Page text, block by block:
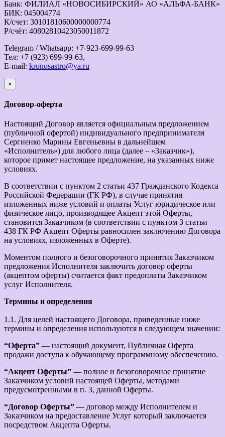
Банк: ФИЛИАЛ «НОВОСИБИРСКИЙ» АО «АЛЬФА-БАНК»
БИК: 045004774
К/счет: 30101810600000000774
Р/счёт: 40802810423050011872
Telegram / Whatsapp: +7-923-699-99-63
Тел: +7 (923) 699-99-63,
E-mail: kronosastro@ya.ru
×
закрыть
Договор-оферта
Настоящий Договор является официальным предложением
(публичной офертой) индивидуального предпринимателя
Сергиенко Марины Евгеньевны в дальнейшем
«Исполнитель») для любого лица (далее – «Заказчик»),
которое примет настоящее предложение, на указанных ниже
условиях.
В соответствии с пунктом 2 статьи 437 Гражданского Кодекса
Российской Федерации (ГК РФ), в случае принятия
изложенных ниже условий и оплаты Услуг юридическое или
физическое лицо, производящее Акцепт этой Оферты,
становится Заказчиком (в соответствии с пунктом 3 статьи
438 ГК РФ Акцепт Оферты равносилен заключению Договора
на условиях, изложенных в Оферте).
Моментом полного и безоговорочного принятия Заказчиком
предложения Исполнителя заключить договор оферты
(акцептом оферты) считается факт предоплаты Заказчиком
услуг Исполнителя.
Термины и определения
1.1. Для целей настоящего Договора, приведенные ниже
термины и определения используются в следующем значении:
“Оферта” — настоящий документ, Публичная Оферта
продажи доступа к обучающему программному обеспечению.
“Акцепт Оферты” — полное и безоговорочное принятие
Заказчиком условий настоящей Оферты, методами
предусмотренными в п. 3, данной Оферты.
“Договор Оферты” — договор между Исполнителем и
Заказчиком на предоставление Услуг который заключается
посредством Акцепта Оферты.